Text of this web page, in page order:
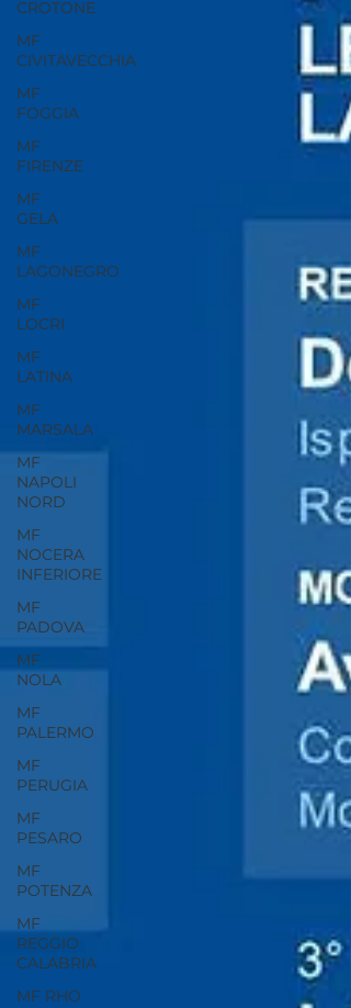
CROTONE
MF
CIVITAVECCHIA
MF
FOGGIA
MF
FIRENZE
MF
GELA
MF
LAGONEGRO
MF
LOCRI
MF
LATINA
MF
MARSALA
MF
NAPOLI
NORD
MF
NOCERA
INFERIORE
MF
PADOVA
MF
NOLA
MF
PALERMO
MF
PERUGIA
MF
PESARO
MF
POTENZA
MF
REGGIO
CALABRIA
MF RHO